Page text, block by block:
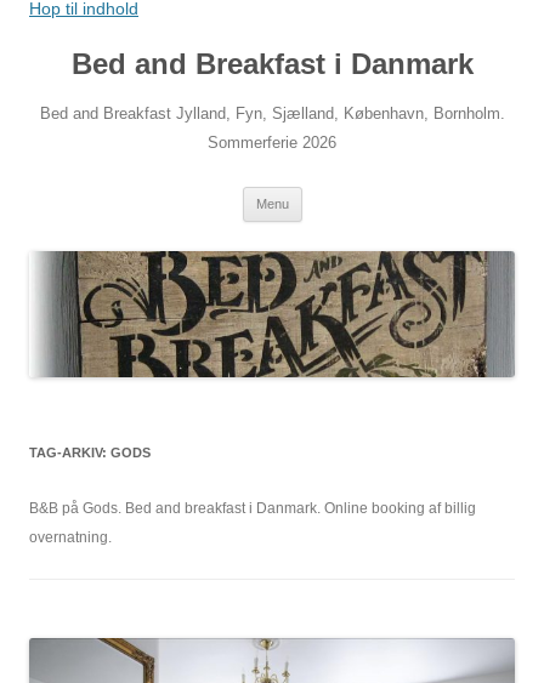
Hop til indhold
Bed and Breakfast i Danmark
Bed and Breakfast Jylland, Fyn, Sjælland, København, Bornholm.
Sommerferie 2026
Menu
TAG-ARKIV: GODS
B&B på Gods. Bed and breakfast i Danmark. Online booking af billig
overnatning.